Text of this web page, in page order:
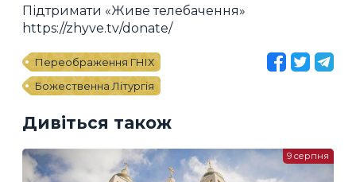
Підтримати «Живе телебачення»
https://zhyve.tv/donate/
Переображення ГНІХ
Божественна Літургія
Дивіться також
9 серпня